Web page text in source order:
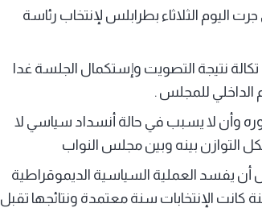
اليوم الثلاثاء بطرابلس لإنتخاب رئاسة
نتيجة التصويت وإستكمال الجلسة غدا
الداخلي للمجلس .
وأن لا يسبب في حالة أنسداد سياسي لا
التوازن بينه وبين مجلس النواب
يفسد العملية السياسية الديموقراطية
في البلاد بالمال الفاسد حسب قوله .. موضحا بأنه منذ 12 سنة كانت الإنتخابات سنة معتمدة ونتائجها تقبل